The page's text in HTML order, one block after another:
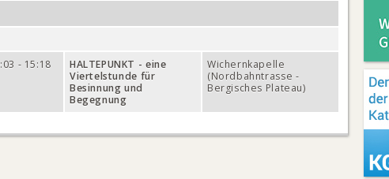
- 15:18
HALTEPUNKT - eine
Viertelstunde für
Besinnung und
Begegnung
Wichernkapelle
(Nordbahntrasse -
Bergisches Plateau)